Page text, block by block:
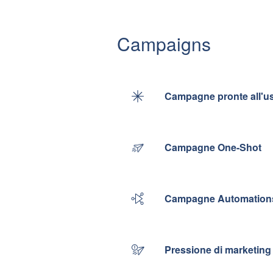
Campaigns
Campagne pronte
Campagne One-Shot
Campagne
Pressione di marketing